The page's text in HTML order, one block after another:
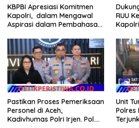
KBPBI Apresiasi Komitmen
Kapolri, dalam Mengawal
Aspirasi dalam Pembahasan
RUU
Pastikan Proses Pemeriksaan
Personel di Aceh,
Kadivhumas Polri Irjen. Pol.
Unit
Polres